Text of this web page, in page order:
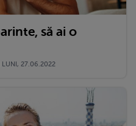
să ai o
LUNI, 27.06.2022